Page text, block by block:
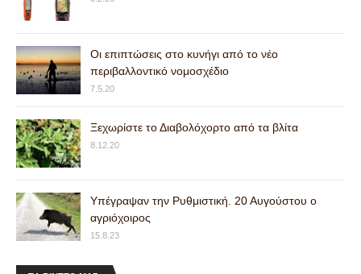
Οι επιπτώσεις στο κυνήγι από το νέο
περιβαλλοντικό νομοσχέδιο
7.5.20
Ξεχωρίστε το Διαβολόχορτο από τα βλίτα
8.12.20
Υπέγραψαν την Ρυθμιστική. 20 Αυγούστου ο
αγριόχοιρος
15.8.23